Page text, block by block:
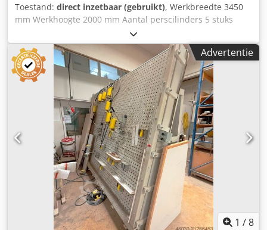
Toestand: direct inzetbaar (gebruikt), Werkbreedte 3450
mm Werkhoogte 2000 mm Aantal perscilinders 5 stuks
Laadafmetingen L x B x H 3600 x 1200 x 2720 mm Hess
gatplaatpers "Multipress" Voor alle schuine, segment-,
rondboograam- en -deurelementen. Ook geschikt voor
interieur- of framebouw. Voor het verlijmen van
trapblokken en nog veel meer. Grootste werkbereik ca.
3450 x 2000 mm Buitenmaten ca. 3600 x 1200 x 2720 mm
De verticale gatplaatpers is vervaardigd uit zwaar,
torsievrij staal. Door de eenvoudige, robuuste en
economische constructie heeft de pers een lange
levensduur. De gatplaat is gemaakt van 10 mm staalplaat
met 50 mm gatverdeling. De perscilinders en aanslagen
zijn zelfvergrendelend. 5 handhydraulische cilinders
kunnen worden geplaatst op de gatplaat, voorzien van
ingebouwde pomp, drukbegrenzer tot 2000 kp,
persplaatbreedte 140 mm, persplaatdiepte 80 mm,
cilinderslag 60 mm. 4 enkelvoudige vaste aanslagen
Advertentie
1 /8